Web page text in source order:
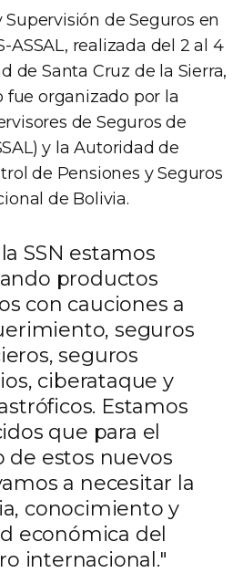
de Seguros en
ASSAL, realizada del 2 al 4
de Santa Cruz de la Sierra,
fue organizado por la
de Seguros de
y la Autoridad de
de Pensiones y Seguros
de Bolivia.
SSN estamos
productos
con cauciones a
seguros
seguros
ciberataque y
Estamos
que para el
de estos nuevos
a necesitar la
conocimiento y
económica del
internacional."